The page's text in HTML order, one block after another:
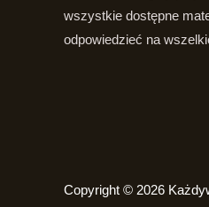
wszystkie dostępne
odpowiedzieć na
Copyright © 2026